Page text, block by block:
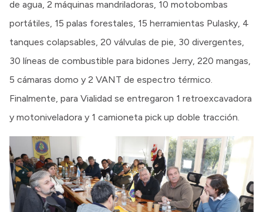
de agua, 2 máquinas mandriladoras, 10 motobombas
portátiles, 15 palas forestales, 15 herramientas Pulasky, 4
tanques colapsables, 20 válvulas de pie, 30 divergentes,
30 líneas de combustible para bidones Jerry, 220 mangas,
5 cámaras domo y 2 VANT de espectro térmico.
Finalmente, para Vialidad se entregaron 1 retroexcavadora
y motoniveladora y 1 camioneta pick up doble tracción.